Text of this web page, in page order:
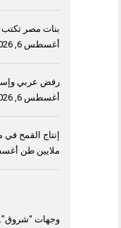
بنات مصر تكتب
أغسطس 6, 2026
رفض عربي
أغسطس 6, 2026
ملايين طن
وجهات